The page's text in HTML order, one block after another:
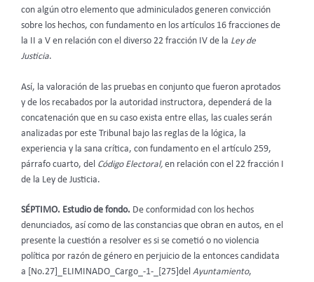
con algún otro elemento que adminiculados generen convicción
sobre los hechos, con fundamento en los artículos 16 fracciones de
la II a V en relación con el diverso 22 fracción IV de la Ley de
Justicia.
Así, la valoración de las pruebas en conjunto que fueron aprotados
y de los recabados por la autoridad instructora, dependerá de la
concatenación que en su caso exista entre ellas, las cuales serán
analizadas por este Tribunal bajo las reglas de la lógica, la
experiencia y la sana crítica, con fundamento en el artículo 259,
párrafo cuarto, del Código Electoral, en relación con el 22 fracción I
de la Ley de Justicia.
SÉPTIMO. Estudio de fondo. De conformidad con los hechos
denunciados, así como de las constancias que obran en autos, en el
presente la cuestión a resolver es si se cometió o no violencia
política por razón de género en perjuicio de la entonces candidata
a [No.27]_ELIMINADO_Cargo_-1-_[275]del Ayuntamiento,